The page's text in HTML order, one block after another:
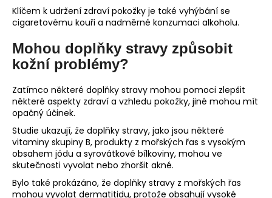
Klíčem k udržení zdraví pokožky je také vyhýbání se
cigaretovému kouři a nadměrné konzumaci alkoholu.
Mohou doplňky stravy způsobit
kožní problémy?
Zatímco některé doplňky stravy mohou pomoci zlepšit
některé aspekty zdraví a vzhledu pokožky, jiné mohou mít
opačný účinek.
Studie ukazují, že doplňky stravy, jako jsou některé
vitaminy skupiny B, produkty z mořských řas s vysokým
obsahem jódu a syrovátkové bílkoviny, mohou ve
skutečnosti vyvolat nebo zhoršit akné.
Bylo také prokázáno, že doplňky stravy z mořských řas
mohou vyvolat dermatitidu, protože obsahují vysoké